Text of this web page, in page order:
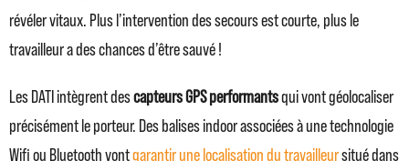
révéler vitaux. Plus l’intervention des secours est courte, plus le
travailleur a des chances d’être sauvé !
Les DATI intègrent descapteurs GPS performantsqui vont géolocaliser
précisément le porteur. Des balises indoor associées à une technologie
Wifi ou Bluetooth vontgarantir une localisation du travailleursitué dans